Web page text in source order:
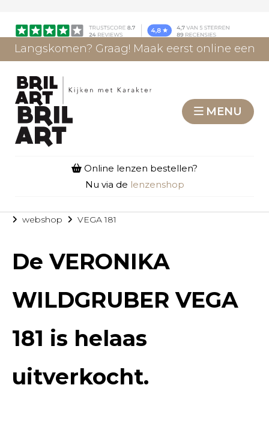
Langskomen? Graag! Maak eerst online een
MENU
Online lenzen bestellen?
Nu via de lenzenshop
webshop VEGA 181
DeVERONIKA
WILDGRUBER VEGA
181 is helaas
uitverkocht.